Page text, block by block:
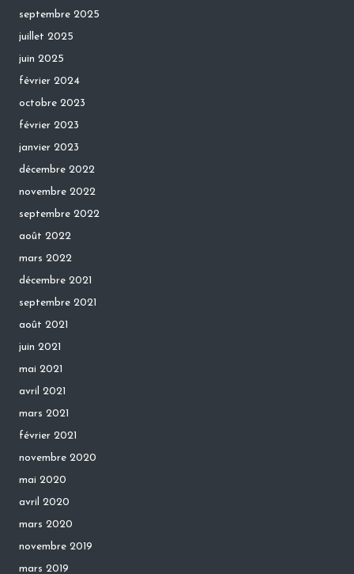
septembre 2025
juillet 2025
juin 2025
février 2024
octobre 2023
février 2023
janvier 2023
décembre 2022
novembre 2022
septembre 2022
août 2022
mars 2022
décembre 2021
septembre 2021
août 2021
juin 2021
mai 2021
avril 2021
mars 2021
février 2021
novembre 2020
mai 2020
avril 2020
mars 2020
novembre 2019
mars 2019